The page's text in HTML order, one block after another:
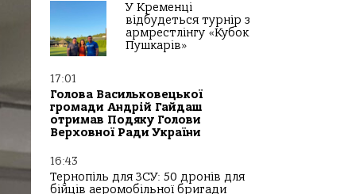
У Кременці
відбудеться турнір з
армрестлінгу «Кубок
Пушкарів»
17:01
Голова Васильковецької
громади Андрій Гайдаш
отримав Подяку Голови
Верховної Ради України
16:43
Тернопіль для ЗСУ: 50 дронів для
бійців аеромобільної бригади